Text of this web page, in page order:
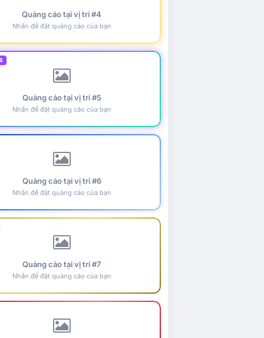
Quảng cáo tại vị trí #4
Nhấn để đặt quảng cáo của bạn
Quảng cáo tại vị trí #5
Nhấn để đặt quảng cáo của bạn
Quảng cáo tại vị trí #6
Nhấn để đặt quảng cáo của bạn
Quảng cáo tại vị trí #7
Nhấn để đặt quảng cáo của bạn